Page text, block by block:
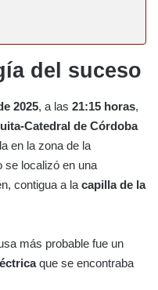
del suceso
2025, a las 21:15 horas,
Catedral de Córdoba
en la zona de la
se localizó en una
contigua a la capilla de la
más probable fue un
que se encontraba